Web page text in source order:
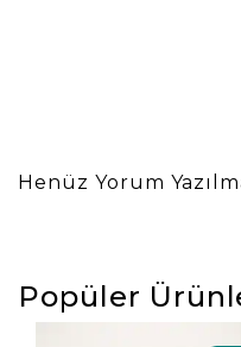
Henüz Yorum
Popüler